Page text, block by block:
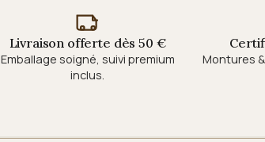
Livraison offerte dès 50 €
Emballage soigné, suivi premium
inclus.
Montures